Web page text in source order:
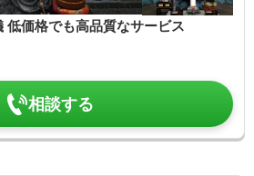
低価格でも高品質なサービス
相談する